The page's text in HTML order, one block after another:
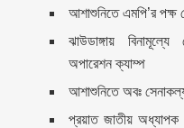
আশাশুনিতে এমপি’র পক্ষ
ঝাউডাঙ্গায়
অপারেশন ক্যাম্প
আশাশুনিতে অবঃ
প্রয়াত জাতীয়